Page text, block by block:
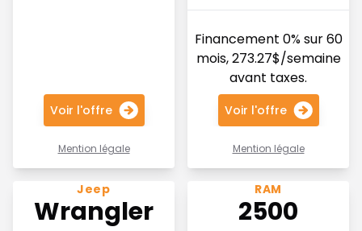
Voir l'offre
Mention légale
Financement 0% sur 60
mois, 273.27$/semaine
avant taxes.
Voir l'offre
Mention légale
Voir l'offre 216$ par semaine en financement
Jeep
Wrangler
Voir l'offre Moteur diesel
RAM
2500